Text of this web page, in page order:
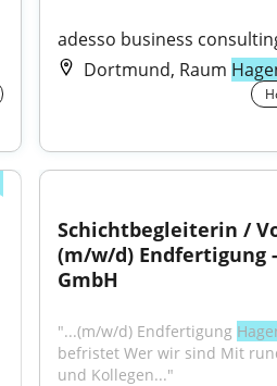
adesso business
Dortmund, Raum
Schichtbegleiterin /
(m/w/d) Endfertigung
GmbH
"...(m/w/d) Endfertigung
befristet Wer wir sind Mit
und Kollegen..."